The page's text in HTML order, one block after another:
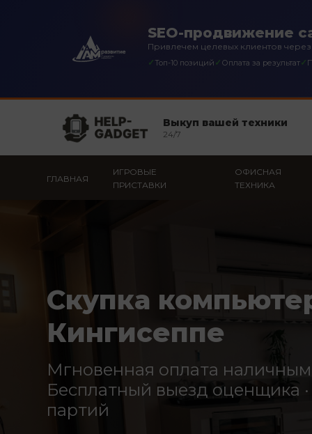
SEO-продвижение
Привлечем целевых клиентов
✓Топ-10 позиций ✓ Оплата за результат✓
Выкуп вашей техники
24/7
ГЛАВНАЯ
ИГРОВЫЕ
ПРИСТАВКИ
ОФИСНАЯ
ТЕХНИКА
Скупка
Кингисеппе
Мгновенная оплата
Бесплатный выезд оценщика
партий